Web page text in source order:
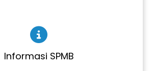
Informasi SPMB